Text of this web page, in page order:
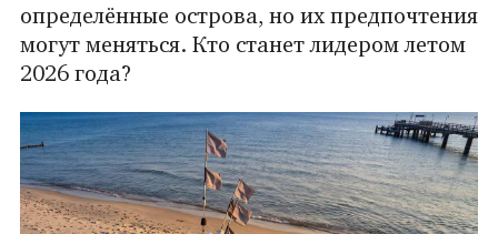
определённые острова, но их предпочтения
могут меняться. Кто станет лидером летом
2026 года?